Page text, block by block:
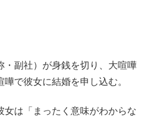
・副社）が身銭を切り、大喧嘩
で彼女に結婚を申し込む。
女は「まったく意味がわからな